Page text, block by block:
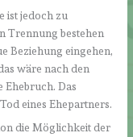
ist jedoch zu
Trennung bestehen
Beziehung eingehen,
wäre nach den
Ehebruch. Das
eines Ehepartners.
die Möglichkeit der